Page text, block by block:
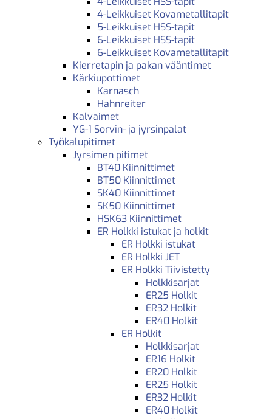
4-Leikkuiset Kovametallitapit
5-Leikkuiset HSS-tapit
6-Leikkuiset HSS-tapit
6-Leikkuiset Kovametallitapit
Kierretapin ja pakan vääntimet
Kärkiupottimet
Karnasch
Hahnreiter
Kalvaimet
YG-1 Sorvin- ja jyrsinpalat
Työkalupitimet
Jyrsimen pitimet
BT40 Kiinnittimet
BT50 Kiinnittimet
SK40 Kiinnittimet
SK50 Kiinnittimet
HSK63 Kiinnittimet
ER Holkki istukat ja holkit
ER Holkki istukat
ER Holkki JET
ER Holkki Tiivistetty
Holkkisarjat
ER25 Holkit
ER32 Holkit
ER40 Holkit
ER Holkit
Holkkisarjat
ER16 Holkit
ER20 Holkit
ER25 Holkit
ER32 Holkit
ER40 Holkit